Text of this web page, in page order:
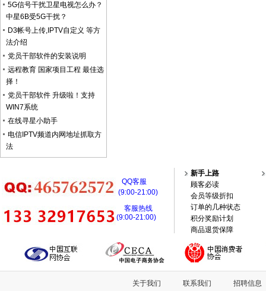
5G信号干扰卫星电视怎么办？
中星6B受5G干扰？
D3帐号上传,IPTV自定义 等方
法介绍
党员干部软件的安装说明
远程教育 国家项目工程 最佳选
择！
党员干部软件 升级啦！支持
WIN7系统
在线寻星小助手
电信IPTV频道内网地址抓取方
法
QQ客服
(9:00-21:00)
客服热线
(9:00-21:00)
新手上路
顾客必读
会员等级折扣
订单的几种状态
积分奖励计划
商品退货保障
关于我们 联系我们 招聘信息